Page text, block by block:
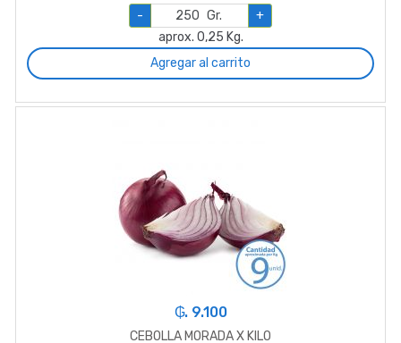
-
Gr.
+
aprox. 0,25 Kg.
Agregar al carrito
₲. 9.100
CEBOLLA MORADA X KILO